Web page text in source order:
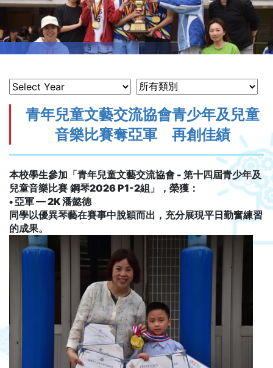
青年兒童文藝交流協會青少年及兒童
音樂比賽奪亞軍 再創佳績
本校學生參加「青年兒童文藝交流協會 - 第十四屆青少年及
兒童音樂比賽 鋼琴2026 P1-2組」，榮獲：
•亞軍— 2K潘懿德
同學以優異琴藝在賽事中脫穎而出，充分展現平日勤奮練習
的成果。